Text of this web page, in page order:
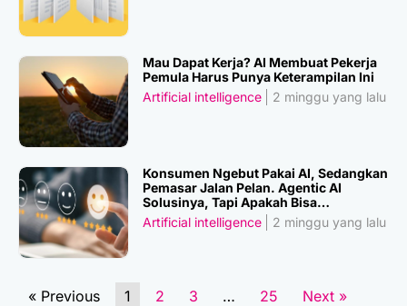
Mau Dapat Kerja? AI Membuat Pekerja
Pemula Harus Punya Keterampilan Ini
Artificial intelligence
2 minggu yang lalu
Konsumen Ngebut Pakai AI, Sedangkan
Pemasar Jalan Pelan. Agentic AI
Solusinya, Tapi Apakah Bisa
Dipercaya?
Artificial intelligence 2 minggu yang lalu
« Previous 1 2 3 … 25 Next »